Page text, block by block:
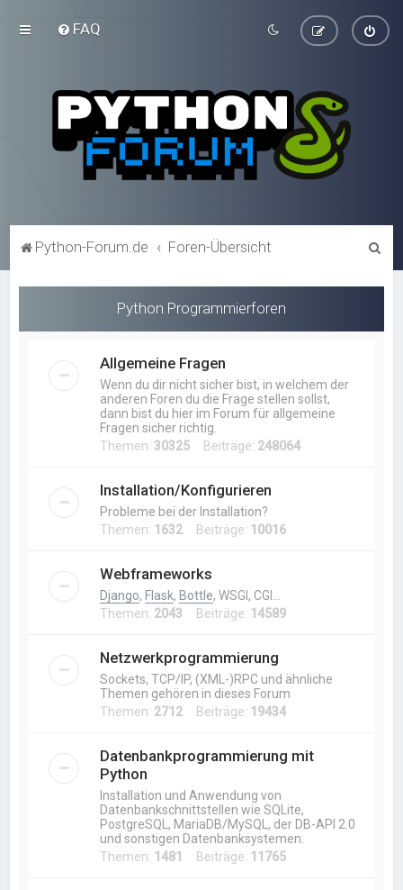
FAQ
Python-Forum.de Foren-Übersicht
Python Programmierforen
Allgemeine Fragen
Wenn du dir nicht sicher bist, in welchem der
anderen Foren du die Frage stellen sollst,
dann bist du hier im Forum für allgemeine
Fragen sicher richtig.
Themen: 30325 Beiträge: 248064
Installation/Konfigurieren
Probleme bei der Installation?
Themen: 1632Beiträge: 10016
Webframeworks
Django, Flask, Bottle, WSGI, CGI…
Themen: 2043 Beiträge: 14589
Netzwerkprogrammierung
Sockets, TCP/IP, (XML-)RPC und ähnliche
Themen gehören in dieses Forum
Themen: 2712Beiträge: 19434
Datenbankprogrammierung mit
Python
Installation und Anwendung von
Datenbankschnittstellen wie SQLite,
PostgreSQL, MariaDB/MySQL, der DB-API 2.0
und sonstigen Datenbanksystemen.
Themen: 1481 Beiträge: 11765